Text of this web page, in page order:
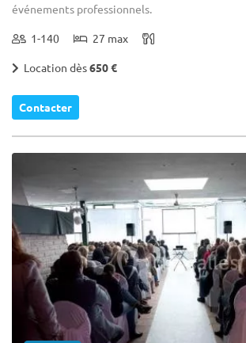
événements professionnels.
1-140 27 max
Location dès650 €
Contacter